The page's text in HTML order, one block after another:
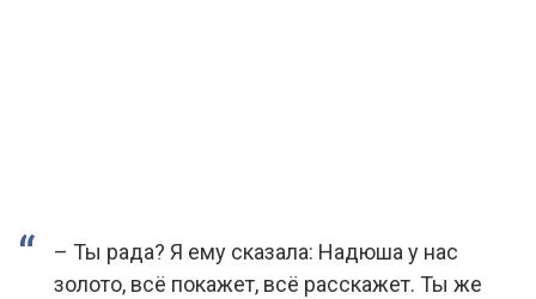
– Ты рада? Я ему сказала: Надюша у нас
золото, всё покажет, всё расскажет. Ты же